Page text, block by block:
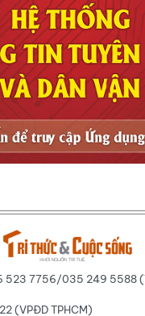
523 7756/035 249 5588
(VPĐD TPHCM)